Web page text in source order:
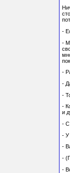
-
-
-
-
-
-
и
- С
- У
-
-
-